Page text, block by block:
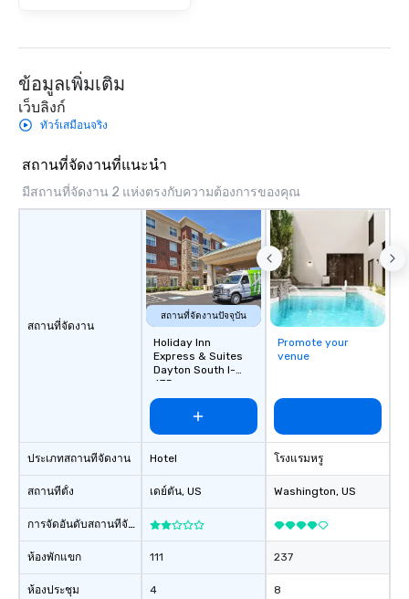
ข้อมูลเพิ่มเติม
เว็บลิงก์
ทัวร์เสมือนจริง
สถานที่จัดงานที่แนะนำ
มีสถานที่จัดงาน 2 แห่งตรงกับความต้องการของคุณ
สถานที่จัดงาน
ประเภทสถานที่จัดงาน
สถานที่ตั้ง
การจัดอันดับสถานที่จัดงาน
ห้องพักแขก
ห้องประชุม
สถานที่จัดงานปัจจุบัน
Holiday Inn
Express & Suites
Dayton South I-
675
Hotel
เดย์ตัน, US
111
4
Promote your
venue
โรงแรมหรู
Washington, US
237
8